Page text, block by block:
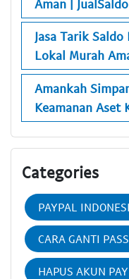
Aman |
Jasa Tarik
Lokal Murah
Amankah
Keamanan Aset
Categories
PAYPAL
CARA GANTI
HAPUS AKUN